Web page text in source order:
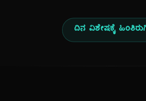
ದಿನ ವಿಶೇಷಕ್ಕೆ